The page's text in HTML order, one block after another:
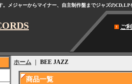
。メジャーからマイナー、自主制作盤までジャズのCD,LP
ご
ホーム BEE JAZZ
商品一覧